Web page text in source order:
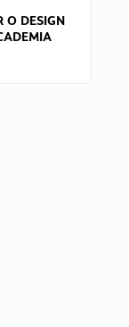
O DESIGN